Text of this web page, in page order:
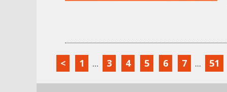
< 1 ... 3 4 5 6 7 ... 51